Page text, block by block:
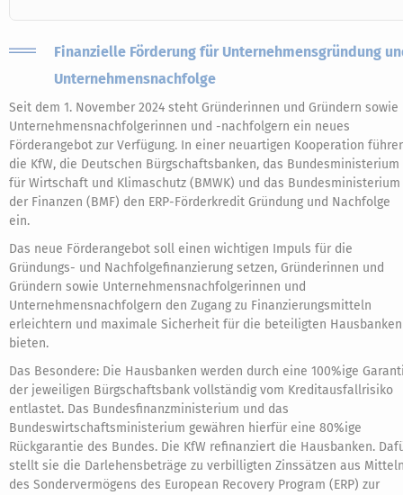
Finanzielle Förderung für Unternehmensgründung
Unternehmensnachfolge
Seit dem 1. November 2024 steht Gründerinnen und Gründern sowie
Unternehmensnachfolgerinnen und -nachfolgern ein neues
Förderangebot zur Verfügung. In einer neuartigen Kooperation
die KfW, die Deutschen Bürgschaftsbanken, das Bundesministerium
für Wirtschaft und Klimaschutz (BMWK) und das Bundesministerium
der Finanzen (BMF) den ERP-Förderkredit Gründung und Nachfolge
ein.
Das neue Förderangebot soll einen wichtigen Impuls für die
Gründungs- und Nachfolgefinanzierung setzen, Gründerinnen und
Gründern sowie Unternehmensnachfolgerinnen und
Unternehmensnachfolgern den Zugang zu Finanzierungsmitteln
erleichtern und maximale Sicherheit für die beteiligten Hausbanken
bieten.
Das Besondere: Die Hausbanken werden durch eine 100%ige
der jeweiligen Bürgschaftsbank vollständig vom Kreditausfallrisiko
entlastet. Das Bundesfinanzministerium und das
Bundeswirtschaftsministerium gewähren hierfür eine 80%ige
Rückgarantie des Bundes. Die KfW refinanziert die Hausbanken.
stellt sie die Darlehensbeträge zu verbilligten Zinssätzen aus
des Sondervermögens des European Recovery Program (ERP) zur